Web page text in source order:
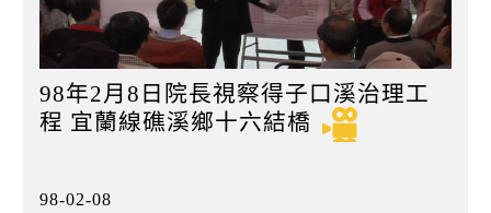
98年2月8日院長視察得子口溪治理工
程 宜蘭線礁溪鄉十六結橋
98-02-08